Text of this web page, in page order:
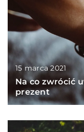
15 marca 2021
Na co zwrócić
prezent